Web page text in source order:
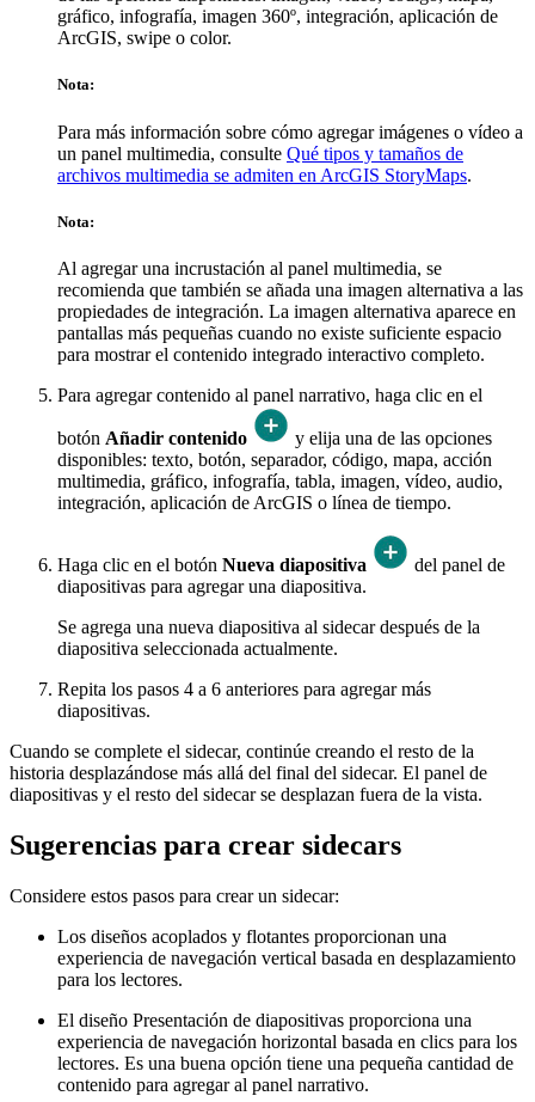
gráfico, infografía, imagen 360º, integración, aplicación de
ArcGIS, swipe o color.
Nota:
Para más información sobre cómo agregar imágenes o vídeo a
un panel multimedia, consulte Qué tipos y tamaños de
archivos multimedia se admiten en ArcGIS StoryMaps.
Nota:
Al agregar una incrustación al panel multimedia, se
recomienda que también se añada una imagen alternativa a las
propiedades de integración. La imagen alternativa aparece en
pantallas más pequeñas cuando no existe suficiente espacio
para mostrar el contenido integrado interactivo completo.
Para agregar contenido al panel narrativo, haga clic en el
botón Añadir contenido
y elija una de las opciones
disponibles: texto, botón, separador, código, mapa, acción
multimedia, gráfico, infografía, tabla, imagen, vídeo, audio,
integración, aplicación de ArcGIS o línea de tiempo.
Haga clic en el botón Nueva diapositiva
del panel de
diapositivas para agregar una diapositiva.
Se agrega una nueva diapositiva al sidecar después de la
diapositiva seleccionada actualmente.
Repita los pasos 4 a 6 anteriores para agregar más
diapositivas.
Cuando se complete el sidecar, continúe creando el resto de la
historia desplazándose más allá del final del sidecar. El panel de
diapositivas y el resto del sidecar se desplazan fuera de la vista.
Sugerencias para crear sidecars
Considere estos pasos para crear un sidecar:
Los diseños acoplados y flotantes proporcionan una
experiencia de navegación vertical basada en desplazamiento
para los lectores.
El diseño Presentación de diapositivas proporciona una
experiencia de navegación horizontal basada en clics para los
lectores. Es una buena opción tiene una pequeña cantidad de
contenido para agregar al panel narrativo.